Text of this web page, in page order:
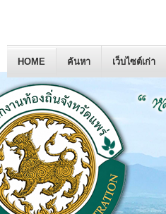
HOME ค้นหา เว็บไซต์เก่า